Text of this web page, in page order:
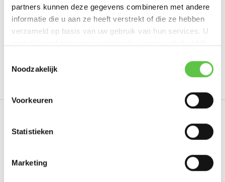
partners kunnen deze gegevens combineren met andere
informatie die u aan ze heeft verstrekt of die ze hebben
verzameld op basis van uw gebruik van hun services. U
Noodzakelijk
Voorkeuren
Statistieken
Marketing
Tags
4021985 LIC-
Abonneer